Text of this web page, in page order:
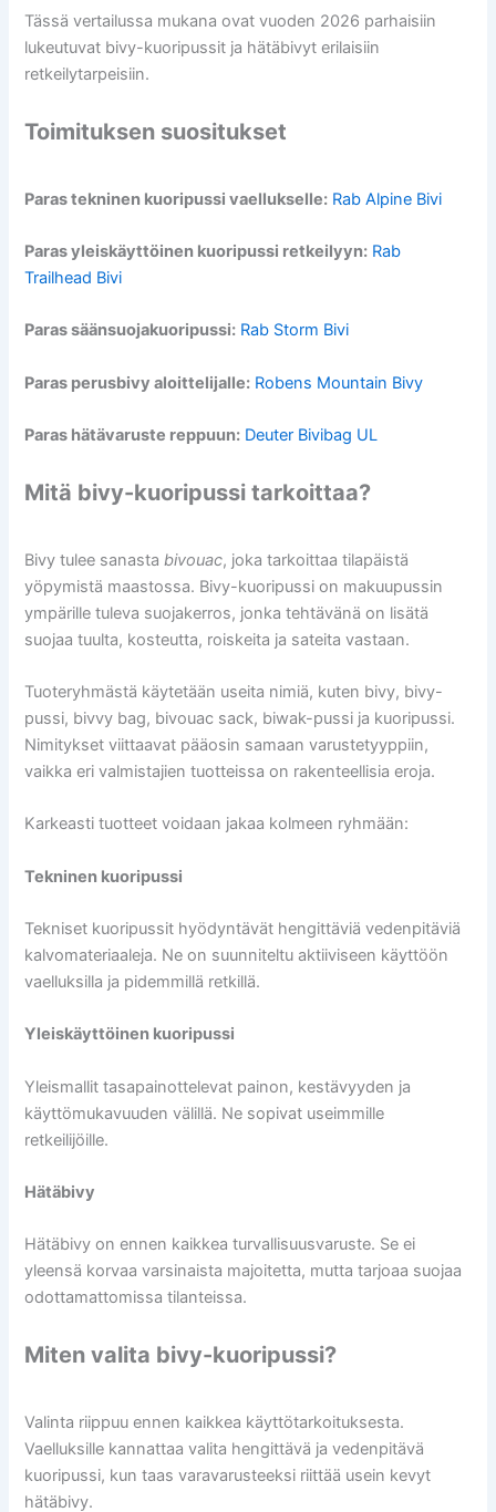
Tässä vertailussa mukana ovat vuoden 2026 parhaisiin
lukeutuvat bivy-kuoripussit ja hätäbivyt erilaisiin
retkeilytarpeisiin.
Toimituksen suositukset
Paras tekninen kuoripussi vaellukselle: Rab Alpine Bivi
Paras yleiskäyttöinen kuoripussi retkeilyyn: Rab
Trailhead Bivi
Paras säänsuojakuoripussi: Rab Storm Bivi
Paras perusbivy aloittelijalle: Robens Mountain Bivy
Paras hätävaruste reppuun: Deuter Bivibag UL
Mitä bivy-kuoripussi tarkoittaa?
Bivy tulee sanasta bivouac, joka tarkoittaa tilapäistä
yöpymistä maastossa. Bivy-kuoripussi on makuupussin
ympärille tuleva suojakerros, jonka tehtävänä on lisätä
suojaa tuulta, kosteutta, roiskeita ja sateita vastaan.
Tuoteryhmästä käytetään useita nimiä, kuten bivy, bivy-
pussi, bivvy bag, bivouac sack, biwak-pussi ja kuoripussi.
Nimitykset viittaavat pääosin samaan varustetyyppiin,
vaikka eri valmistajien tuotteissa on rakenteellisia eroja.
Karkeasti tuotteet voidaan jakaa kolmeen ryhmään:
Tekninen kuoripussi
Tekniset kuoripussit hyödyntävät hengittäviä vedenpitäviä
kalvomateriaaleja. Ne on suunniteltu aktiiviseen käyttöön
vaelluksilla ja pidemmillä retkillä.
Yleiskäyttöinen kuoripussi
Yleismallit tasapainottelevat painon, kestävyyden ja
käyttömukavuuden välillä. Ne sopivat useimmille
retkeilijöille.
Hätäbivy
Hätäbivy on ennen kaikkea turvallisuusvaruste. Se ei
yleensä korvaa varsinaista majoitetta, mutta tarjoaa suojaa
odottamattomissa tilanteissa.
Miten valita bivy-kuoripussi?
Valinta riippuu ennen kaikkea käyttötarkoituksesta.
Vaelluksille kannattaa valita hengittävä ja vedenpitävä
kuoripussi, kun taas varavarusteeksi riittää usein kevyt
hätäbivy.